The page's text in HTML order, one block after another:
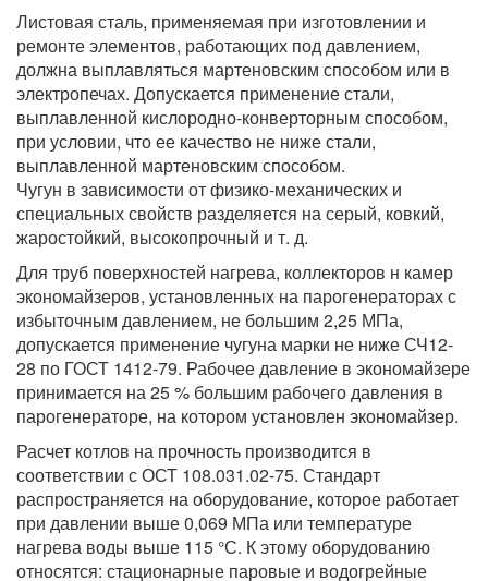
Листовая сталь, применяемая при изготовлении и
ремонте элементов, работающих под давлением,
должна выплавляться мартеновским способом или в
электропечах. Допускается применение стали,
выплавленной кислородно-конверторным способом,
при условии, что ее качество не ниже стали,
выплавленной мартеновским способом.
Чугун в зависимости от физико-механических и
специальных свойств разделяется на серый, ковкий,
жаростойкий, высокопрочный и т. д.
Для труб поверхностей нагрева, коллекторов н камер
экономайзеров, установленных на парогенераторах с
избыточным давлением, не большим 2,25 МПа,
допускается применение чугуна марки не ниже СЧ12-
28 по ГОСТ 1412-79. Рабочее давление в экономайзере
принимается на 25 % большим рабочего давления в
парогенераторе, на котором установлен экономайзер.
Расчет котлов на прочность производится в
соответствии с ОСТ 108.031.02-75. Стандарт
распространяется на оборудование, которое работает
при давлении выше 0,069 МПа или температуре
нагрева воды выше 115 °С. К этому оборудованию
относятся: стационарные паровые и водогрейные